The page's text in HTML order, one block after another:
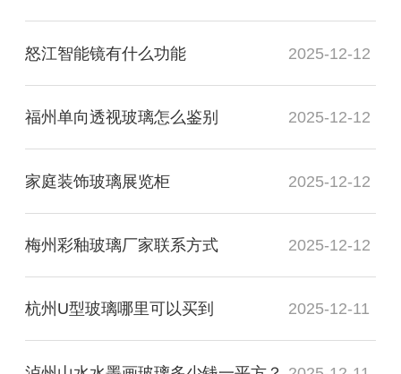
怒江智能镜有什么功能 2025-12-12
福州单向透视玻璃怎么鉴别 2025-12-12
家庭装饰玻璃展览柜 2025-12-12
梅州彩釉玻璃厂家联系方式 2025-12-12
杭州U型玻璃哪里可以买到 2025-12-11